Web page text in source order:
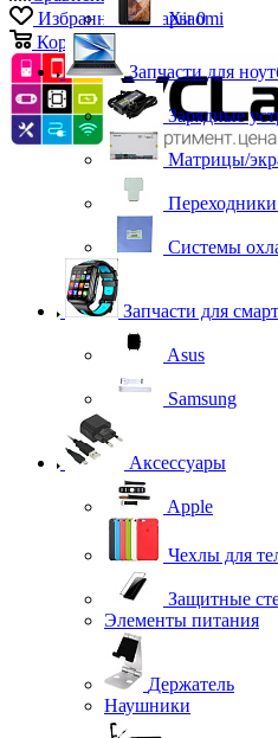
Избранные товары 0
Корзина 0
Xiaomi
Запчасти для
Зарядные
Матрицы/
Системы
Запчасти для
Asus
Samsung
Аксессуары
Apple
Чехлы для
Защитные
Элементы питания
Держатель
Наушники